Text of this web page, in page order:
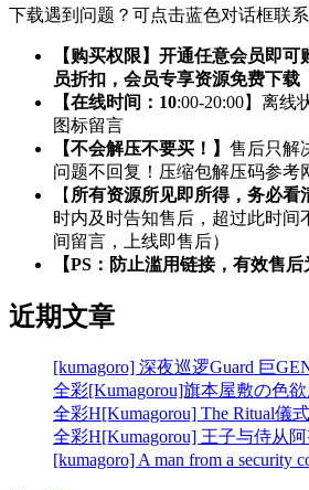
下载遇到问题？可点击蓝色对话框联
【购买权限】开通任意会员即
员折扣，会员专享资源免费下载
【在线时间：10:00-20:00】离线
图标留言
【不会解压不要买！】 售后只解
问题不回复！压缩包解压码参考
【 所有资源所见即所得，务必看
时内及时告知售后，超过此时间
间留言，上线即售后）
【PS：防止滥用链接，有效售后
近期文章
[kumagoro] 深夜巡逻Guard 巨
全彩[Kumagorou]旗本屋敷の色
全彩H[Kumagorou] The Ritual儀式
全彩H[Kumagorou] 王子与侍从
[kumagoro] A man from a security